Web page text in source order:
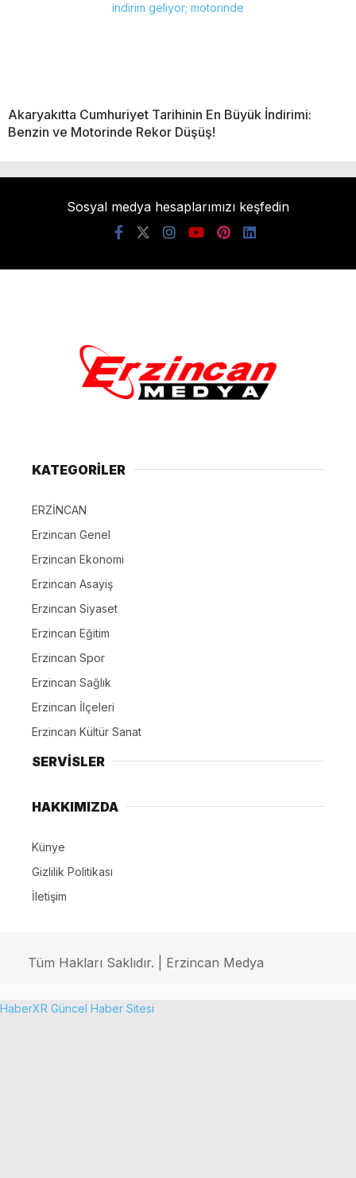
Akaryakıtta Cumhuriyet Tarihinin En Büyük İndirimi:
Benzin ve Motorinde Rekor Düşüş!
Sosyal medya hesaplarımızı keşfedin
KATEGORİLER
ERZİNCAN
Erzincan Genel
Erzincan Ekonomi
Erzincan Asayiş
Erzincan Siyaset
Erzincan Eğitim
Erzincan Spor
Erzincan Sağlık
Erzincan İlçeleri
Erzincan Kültür Sanat
SERVİSLER
HAKKIMIZDA
Künye
Gizlilik Politikası
İletişim
Tüm Hakları Saklıdır. | Erzincan Medya
HaberXR Güncel Haber Sitesi